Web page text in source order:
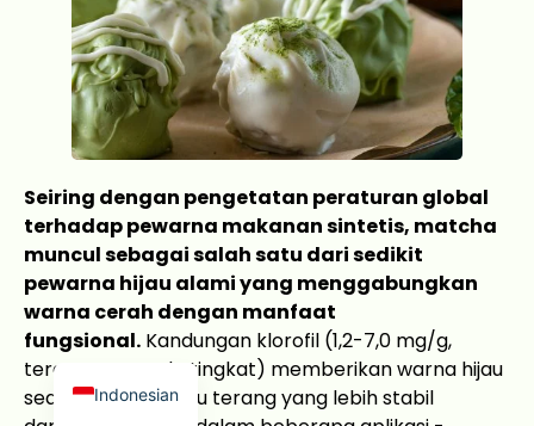
Seiring dengan pengetatan peraturan global
terhadap pewarna makanan sintetis, matcha
muncul sebagai salah satu dari sedikit
pewarna hijau alami yang menggabungkan
warna cerah dengan manfaat
fungsional. Kandungan klorofil (1,2-7,0 mg/g,
tergantung pada tingkat) memberikan warna hijau
sedang hingga hijau terang yang lebih stabil
Indonesian
German
Arabic
Spanish
Korean
Russian
French
Japanese